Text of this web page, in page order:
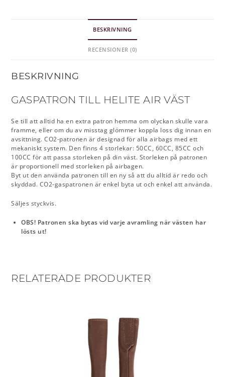
BESKRIVNING
RECENSIONER (0)
BESKRIVNING
GASPATRON TILL HELITE AIR VÄST
Se till att alltid ha en extra patron hemma om olyckan skulle vara
framme, eller om du av misstag glömmer koppla loss dig innan en
avsittning. CO2-patronen är designad för alla airbags med ett
mekaniskt system. Den finns 4 storlekar: 50CC, 60CC, 85CC och
100CC för att passa storleken på din väst. Storleken på patronen
är proportionell med storleken på airbagen.
Byt ut den använda patronen till en ny så att du alltid är redo och
skyddad. CO2-gaspatronen är enkel byta ut och enkel att använda.
Säljes styckvis.
OBS! Patronen ska bytas vid varje avramling när västen har
lösts ut!
RELATERADE PRODUKTER